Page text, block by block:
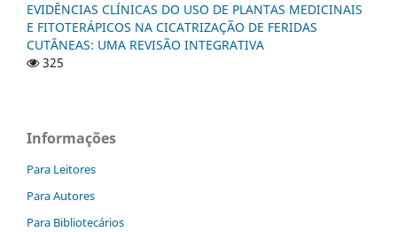
EVIDÊNCIAS CLÍNICAS DO USO DE PLANTAS MEDICINAIS
E FITOTERÁPICOS NA CICATRIZAÇÃO DE FERIDAS
CUTÂNEAS: UMA REVISÃO INTEGRATIVA
325
Informações
Para Leitores
Para Autores
Para Bibliotecários